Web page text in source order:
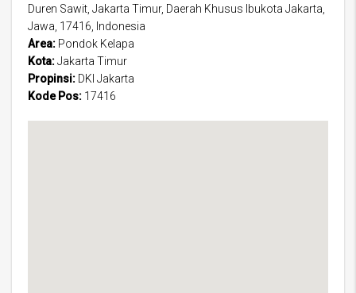
Duren Sawit, Jakarta Timur, Daerah Khusus Ibukota Jakarta,
Jawa, 17416, Indonesia
Area: Pondok Kelapa
Kota:Jakarta Timur
Propinsi: DKI Jakarta
Kode Pos: 17416